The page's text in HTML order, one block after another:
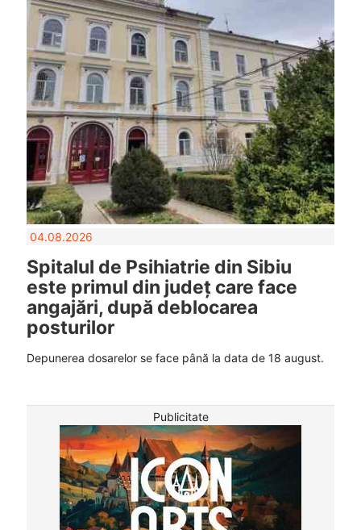
04.08.2026
Spitalul de Psihiatrie din Sibiu
este primul din județ care face
angajări, după deblocarea
posturilor
Depunerea dosarelor se face până la data de 18 august.
Publicitate